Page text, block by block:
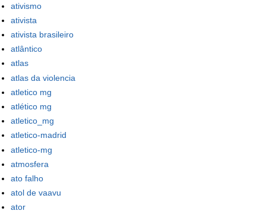
ativismo
ativista
ativista brasileiro
atlântico
atlas
atlas da violencia
atletico mg
atlético mg
atletico_mg
atletico-madrid
atletico-mg
atmosfera
ato falho
atol de vaavu
ator